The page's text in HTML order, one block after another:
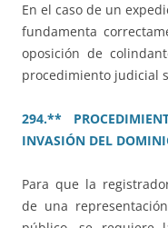
En el caso de un
fundamenta
oposición de
procedimiento judicial
294.**
INVASIÓN DEL
Para que la
de una